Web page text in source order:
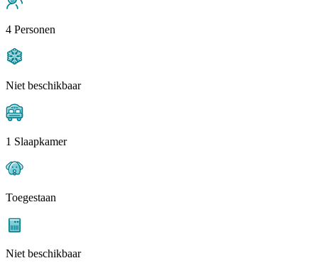
4 Personen
Niet beschikbaar
1 Slaapkamer
Toegestaan
Niet beschikbaar